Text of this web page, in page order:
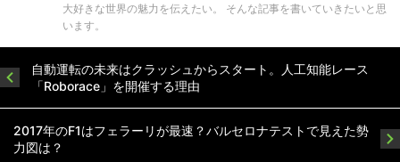
大好きな世界の魅力を伝えたい。 そんな記事を書いていきたいと思
います。
自動運転の未来はクラッシュからスタート。人工知能レース
「Roborace」を開催する理由
2017年のF1はフェラーリが最速？バルセロナテストで見えた勢
力図は？